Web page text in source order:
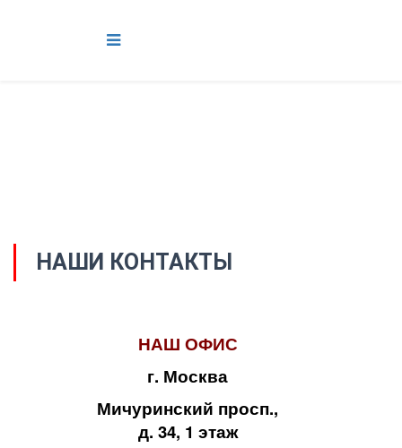
НАШИ КОНТАКТЫ
НАШ ОФИС
г. Москва
Мичуринский просп.,
д. 34, 1 этаж